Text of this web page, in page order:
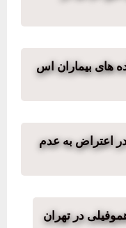
های بیماران اس
اعتراض به عدم
در تهران